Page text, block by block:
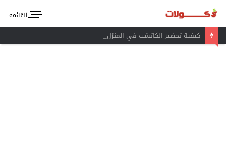
القائمة
كيفية تحضير الكاتشب في المنزل